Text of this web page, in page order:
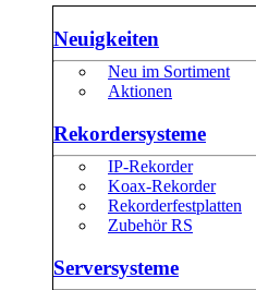
Neuigkeiten
Neu im Sortiment
Aktionen
Rekordersysteme
IP-Rekorder
Koax-Rekorder
Rekorderfestplatten
Zubehör RS
Serversysteme